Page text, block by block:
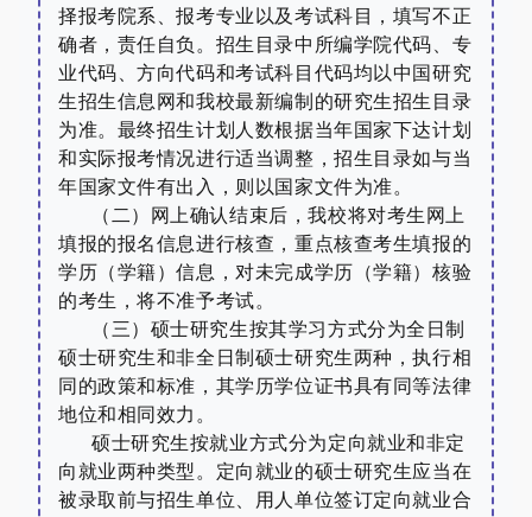
择报考院系、报考专业以及考试科目，填写不正
确者，责任自负。招生目录中所编学院代码、专
业代码、方向代码和考试科目代码均以中国研究
生招生信息网和我校最新编制的研究生招生目录
为准。最终招生计划人数根据当年国家下达计划
和实际报考情况进行适当调整，招生目录如与当
年国家文件有出入，则以国家文件为准。
（二）网上确认结束后，我校将对考生网上
填报的报名信息进行核查，重点核查考生填报的
学历（学籍）信息，对未完成学历（学籍）核验
的考生，将不准予考试。
（三）硕士研究生按其学习方式分为全日制
硕士研究生和非全日制硕士研究生两种，执行相
同的政策和标准，其学历学位证书具有同等法律
地位和相同效力。
硕士研究生按就业方式分为定向就业和非定
向就业两种类型。定向就业的硕士研究生应当在
被录取前与招生单位、用人单位签订定向就业合